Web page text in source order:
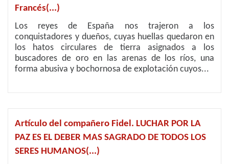
Francés(...)
Los reyes de España nos trajeron a los
conquistadores y dueños, cuyas huellas quedaron en
los hatos circulares de tierra asignados a los
buscadores de oro en las arenas de los ríos, una
forma abusiva y bochornosa de explotación cuyos...
Artículo del compañero Fidel. LUCHAR POR LA
PAZ ES EL DEBER MAS SAGRADO DE TODOS LOS
SERES HUMANOS(...)